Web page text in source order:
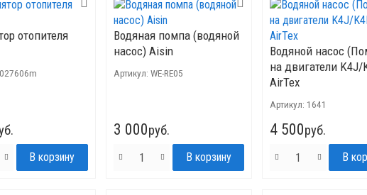
отопителя
Водяная помпа (водяной
насос) Aisin
Артикул: WE-RE05
3 000руб.
Водяной насос
на двигатели K4J/
AirTex
Артикул: 1641
4 500руб.